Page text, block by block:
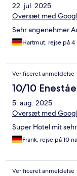
22. jul. 2025
Oversæt med
Sehr angenehmer
Hartmut, rejse på
Verificeret anmeldelse
10/10
5. aug. 2025
Oversæt med
Super Hotel mit
Frank, rejse på 10
Verificeret anmeldelse